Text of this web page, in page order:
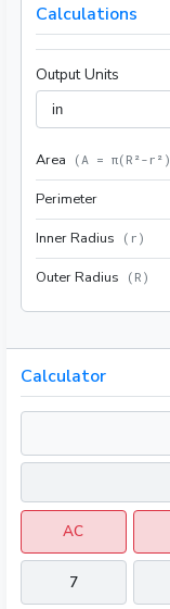
Calculations
Output Units
Area (A = π(R²-r²)
Perimeter
Inner Radius ( r )
Outer Radius ( R )
Calculator
AC
7